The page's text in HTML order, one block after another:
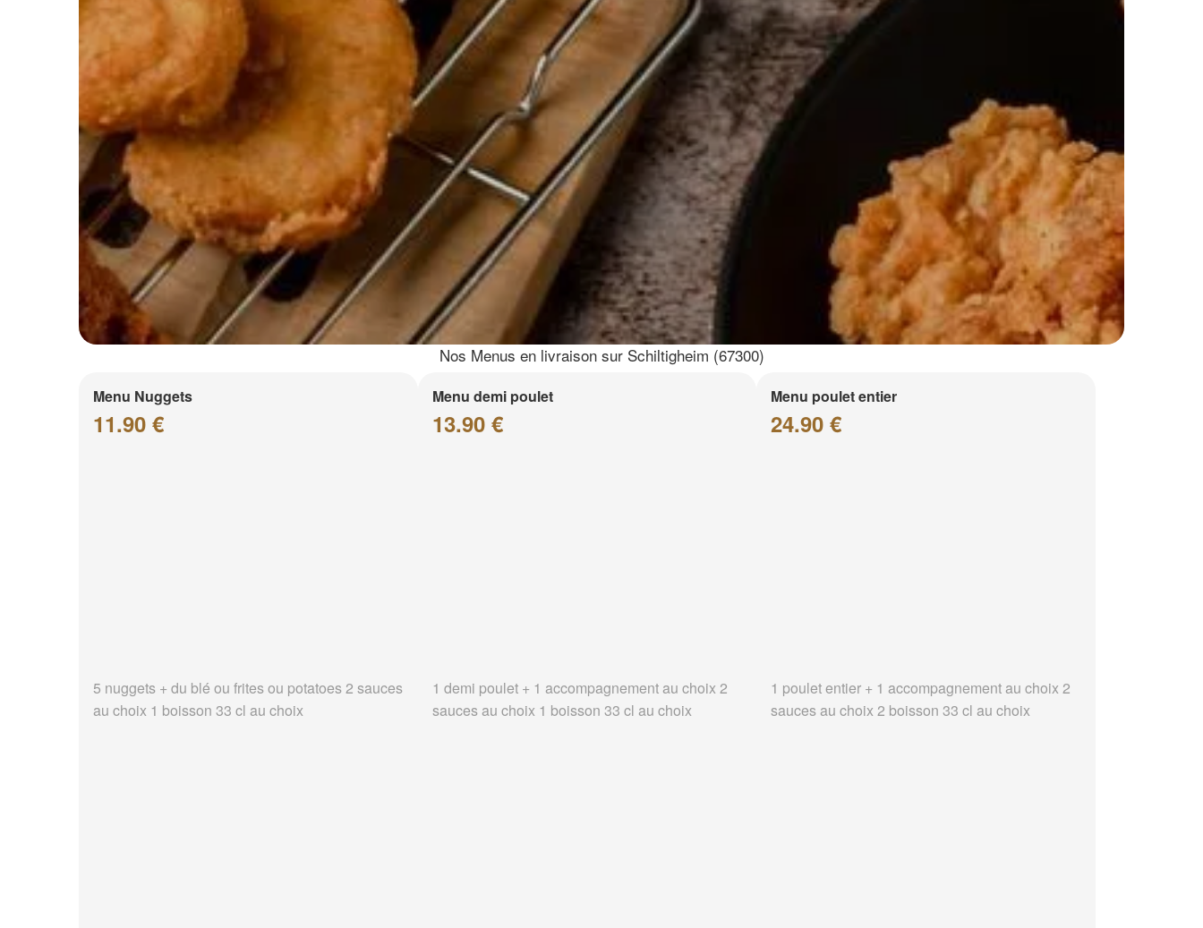
Nos Menus en livraison sur Schiltigheim (67300)
Menu Nuggets
11.90 €
5 nuggets + du blé ou frites ou potatoes 2 sauces
au choix 1 boisson 33 cl au choix
Menu demi poulet
13.90 €
1 demi poulet + 1 accompagnement au choix 2
sauces au choix 1 boisson 33 cl au choix
Menu poulet entier
24.90 €
1 poulet entier + 1 accompagnement au choix 2
sauces au choix 2 boisson 33 cl au choix